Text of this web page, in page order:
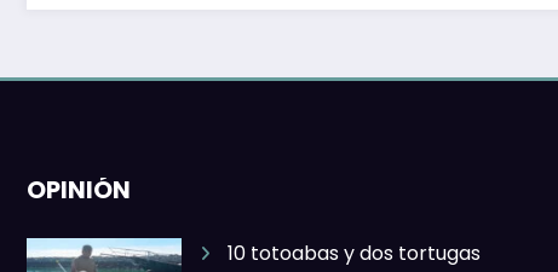
OPINIÓN
10 totoabas y dos tortugas